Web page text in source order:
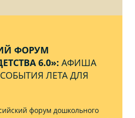
ФОРУМ
6.0»: АФИША
ЛЕТА ДЛЯ
форум дошкольного